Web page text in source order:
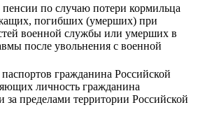
по случаю потери кормильца
погибших (умерших) при
военной службы или умерших в
после увольнения с военной
гражданина Российской
личность гражданина
за пределами территории Российской